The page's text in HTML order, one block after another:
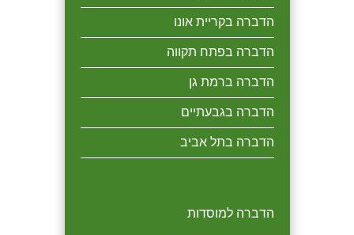
הדברה בקריית אונו
הדברה בפתח תקווה
הדברה ברמת גן
הדברה בגבעתיים
הדברה בתל אביב
הדברה למוסדות